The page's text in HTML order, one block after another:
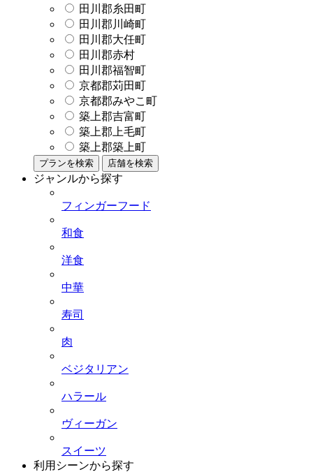
田川郡糸田町
田川郡川崎町
田川郡大任町
田川郡赤村
田川郡福智町
京都郡苅田町
京都郡みやこ町
築上郡吉富町
築上郡上毛町
築上郡築上町
プランを検索 店舗を検索
ジャンルから探す
フィンガーフード
和食
洋食
中華
寿司
肉
ベジタリアン
ハラール
ヴィーガン
スイーツ
利用シーンから探す